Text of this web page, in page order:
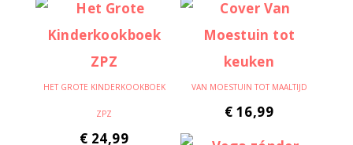
HET GROTE KINDERKOOKBOEK
ZPZ
€ 24,99
VAN MOESTUIN TOT MAALTIJD
€ 16,99